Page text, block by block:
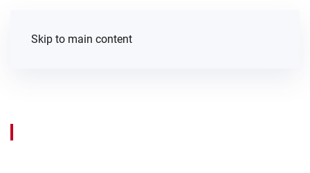
Skip to main content